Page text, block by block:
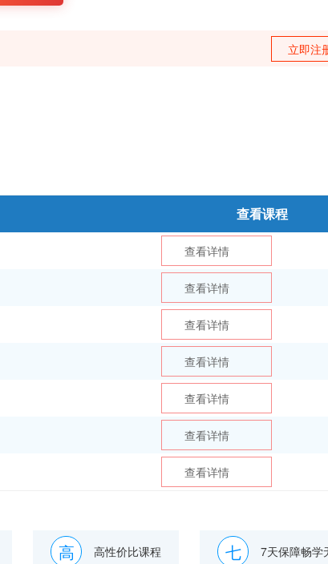
立即注
查看课程
查看详情
查看详情
查看详情
查看详情
查看详情
查看详情
查看详情
高 高性价比课程 七 7天保障畅学